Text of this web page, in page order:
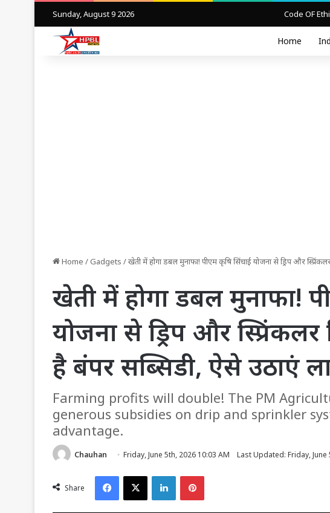
Sunday, August 9 2026 Code OF
Home
Home /Gadgets /खेती में होगा डबल मुनाफा! पीएम कृषि सिंचाई योजना से ड्रिप और
खेती में होगा डबल मुनाफा!
योजना से ड्रिप और
है बंपर सब्सिडी, ऐसे उठाएं
Farming profits will double! The PM
generous subsidies on drip and sprinkler
advantage.
Chauhan Friday, June 5th, 2026 10:03 AM Last Updated: Friday, June
Share
Facebook
X LinkedInPinterest